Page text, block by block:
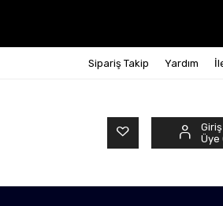
Sipariş Takip Yardım
Üye